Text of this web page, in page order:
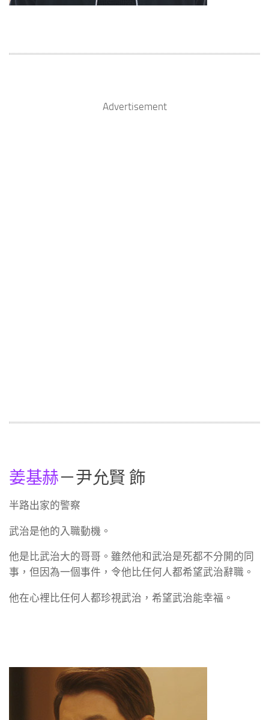
Advertisement
姜基赫－尹允賢 飾
半路出家的警察
武治是他的入職動機。
他是比武治大的哥哥。雖然他和武治是死都不分開的同
事，但因為一個事件，令他比任何人都希望武治辭職。
他在心裡比任何人都珍視武治，希望武治能幸福。